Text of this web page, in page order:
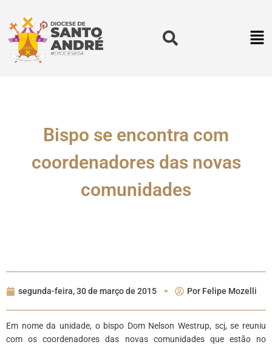
Bispo se encontra com
coordenadores das novas
comunidades
segunda-feira, 30 de março de 2015 Por Felipe Mozelli
Em nome da unidade, o bispo Dom Nelson Westrup, scj, se reuniu
com os coordenadores das novas comunidades que estão no